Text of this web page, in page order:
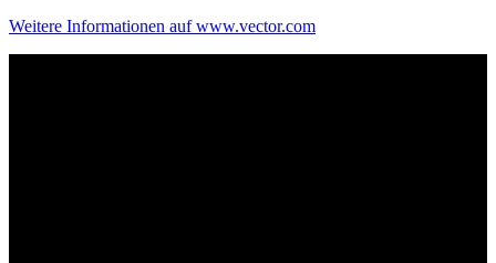
Weitere Informationen auf www.vector.com